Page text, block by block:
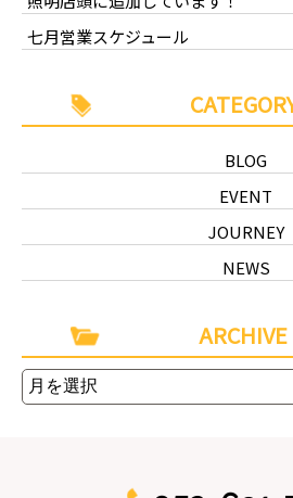
七月営業スケジュール
BLOG
EVENT
JOURNEY
NEWS
ARCHIVE